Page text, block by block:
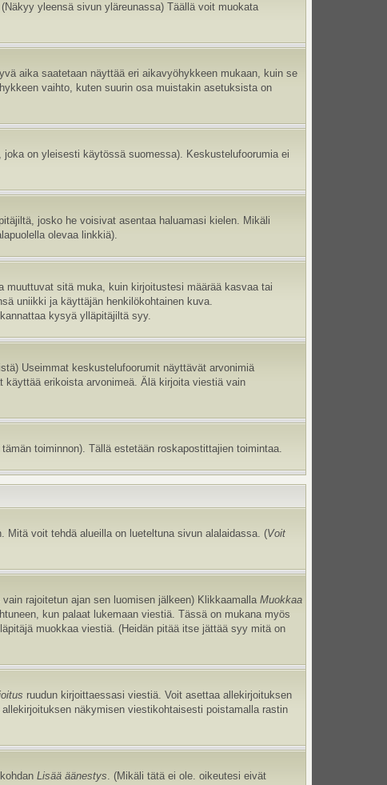
yleensä sivun yläreunassa) Täällä voit muokata
aika saatetaan näyttää eri aikavyöhykkeen mukaan, kuin se
vaihto, kuten suurin osa muistakin asetuksista on
on yleisesti käytössä suomessa). Keskustelufoorumia ei
josko he voisivat asentaa haluamasi kielen. Mikäli
olevaa linkkiä).
sitä muka, kuin kirjoitustesi määrää kasvaa tai
uniikki ja käyttäjän henkilökohtainen kuva.
kysyä ylläpitäjiltä syy.
Useimmat keskustelufoorumit näyttävät arvonimiä
erikoista arvonimeä. Älä kirjoita viestiä vain
toiminnon). Tällä estetään roskapostittajien toimintaa.
Mitä voit tehdä alueilla on lueteltuna sivun alalaidassa. (Voit
rajoitetun ajan sen luomisen jälkeen) KlikkaamallaMuokkaa
kun palaat lukemaan viestiä. Tässä on mukana myös
muokkaa viestiä. (Heidän pitää itse jättää syy mitä on
ruudun kirjoittaessasi viestiä. Voit asettaa allekirjoituksen
näkymisen viestikohtaisesti poistamalla rastin
Lisää äänestys. (Mikäli tätä ei ole. oikeutesi eivät